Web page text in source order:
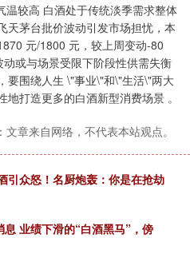
较高 白酒处于传统淡季需求整体
天茅台批价波动引发市场担忧，本
元/1800 元，较上周变动-80
或与场景受限下阶段性供需失衡
要围绕人生 \"事业\"和\"生活\"两大
打造更多的白酒新型消费场景 。
文章来自网络，不代表本站观点。
引众怒！名厨炮轰：你是在抢劫
业绩下滑的“白酒黑马”，傍